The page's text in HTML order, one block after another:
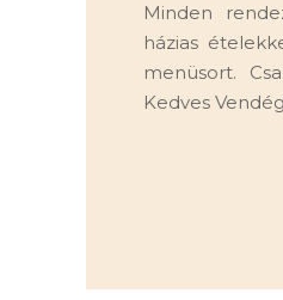
Minden
házias
menüsort.
Kedves